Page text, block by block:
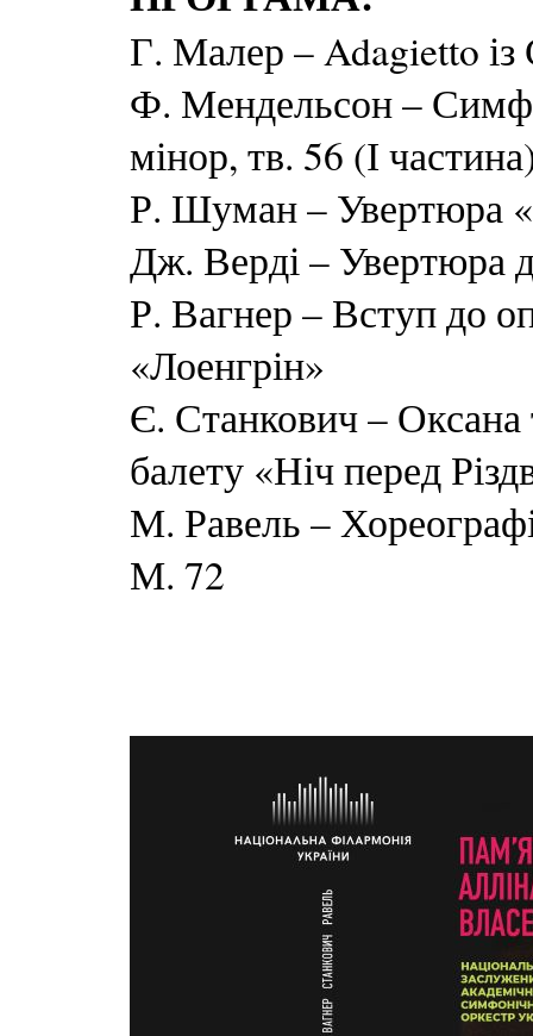
Г. Малер – Adagietto
Ф. Мендельсон –
мінор, тв. 56 (І
Р. Шуман – Увертюра
Дж. Верді – Увертюра
Р. Вагнер – Вступ до
«Лоенгрін»
Є. Станкович – Оксана
балету «Ніч перед
М. Равель –
М. 72